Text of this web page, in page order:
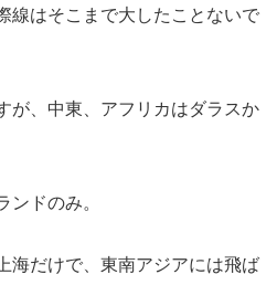
線はそこまで大したことないで
が、中東、アフリカはダラスか
ンドのみ。
海だけで、東南アジアには飛ば